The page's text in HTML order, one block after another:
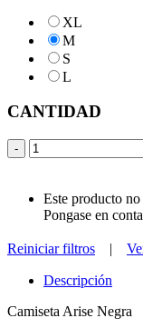
XL
M
S
L
CANTIDAD
-
Este producto
Pongase en
Reiniciar filtros |
Descripción
Camiseta Arise Negra